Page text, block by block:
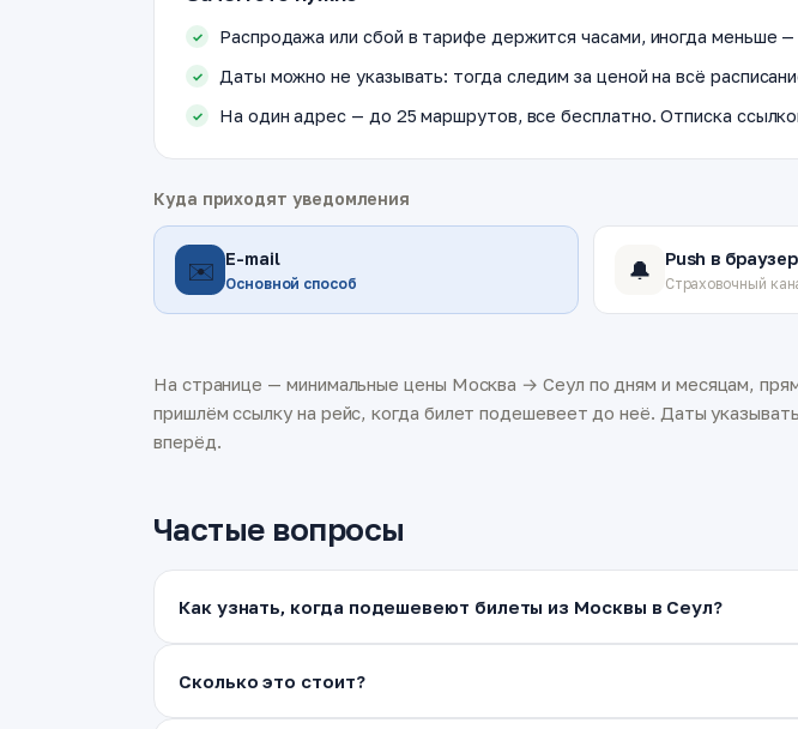
Распродажа или сбой в тарифе держится часами, иногда меньше
Даты можно не указывать: тогда следим за ценой на всё
На один адрес — до 25 маршрутов, все бесплатно. Отписка
Куда приходят уведомления
✉️ E-mail
Основной способ 🔔 Push в
Страховочный
На странице — минимальные цены Москва → Сеул по дням и месяцам,
пришлём ссылку на рейс, когда билет подешевеет до неё. Даты
вперёд.
Частые вопросы
Как узнать, когда подешевеют билеты из Москвы в Сеул?
Сколько это стоит?